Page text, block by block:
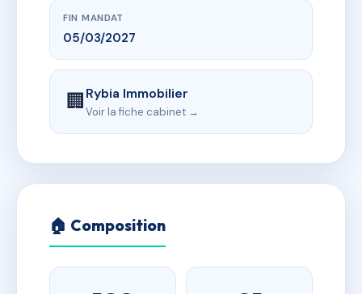
FIN MANDAT
05/03/2027
🏢Rybia Immobilier
Voir la fiche cabinet →
🏠 Composition